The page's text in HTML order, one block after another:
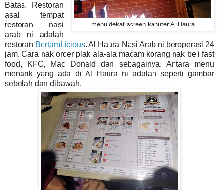
menu dekat screen kanuter Al Haura
Batas. Restoran
asal tempat
restoran nasi
arab ni adalah
restoran BertamLicious. Al Haura Nasi Arab ni beroperasi 24
jam. Cara nak order plak ala-ala macam korang nak beli fast
food, KFC, Mac Donald dan sebagainya. Antara menu
menarik yang ada di Al Haura ni adalah seperti gambar
sebelah dan dibawah.